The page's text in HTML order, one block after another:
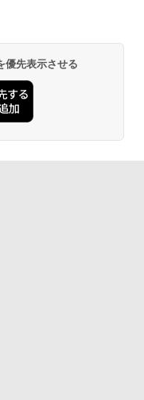
優先表示させる